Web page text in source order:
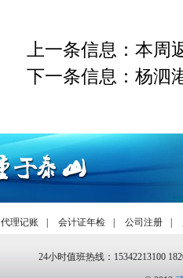
上一条信息： 本周
下一条信息： 杨泗
代理记账 会计证年检 公司注册
24小时值班热线：15342213100